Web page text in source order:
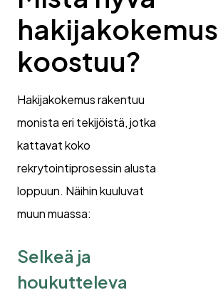
hakijakokemus
koostuu?
Hakijakokemus rakentuu
monista eri tekijöistä, jotka
kattavat koko
rekrytointiprosessin alusta
loppuun. Näihin kuuluvat
muun muassa:
Selkeä ja
houkutteleva